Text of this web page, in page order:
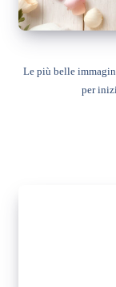
Le più belle
per